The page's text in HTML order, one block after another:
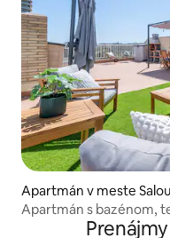
Apartmán v meste Salou
Apartmán s bazénom,